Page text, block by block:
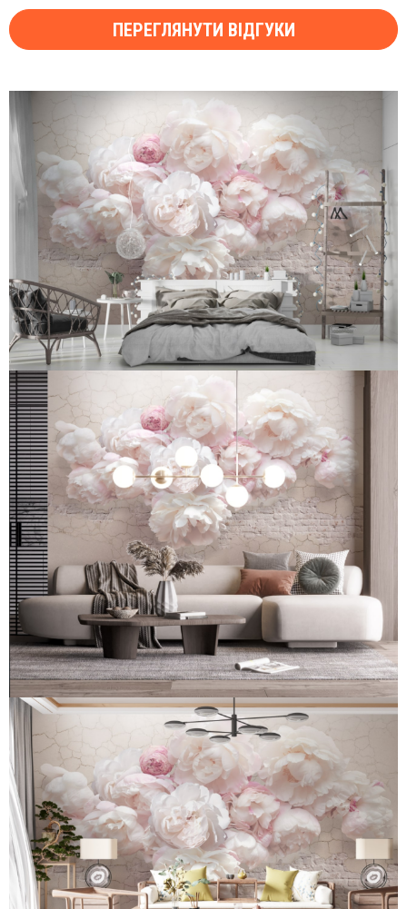
ПЕРЕГЛЯНУТИ ВІДГУКИ